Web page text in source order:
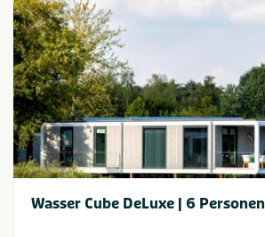
Wasser Cube DeLuxe | 6 Personen